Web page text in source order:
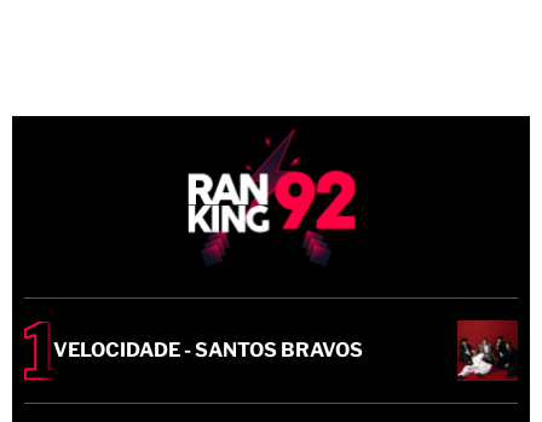
VELOCIDADE - SANTOS BRAVOS